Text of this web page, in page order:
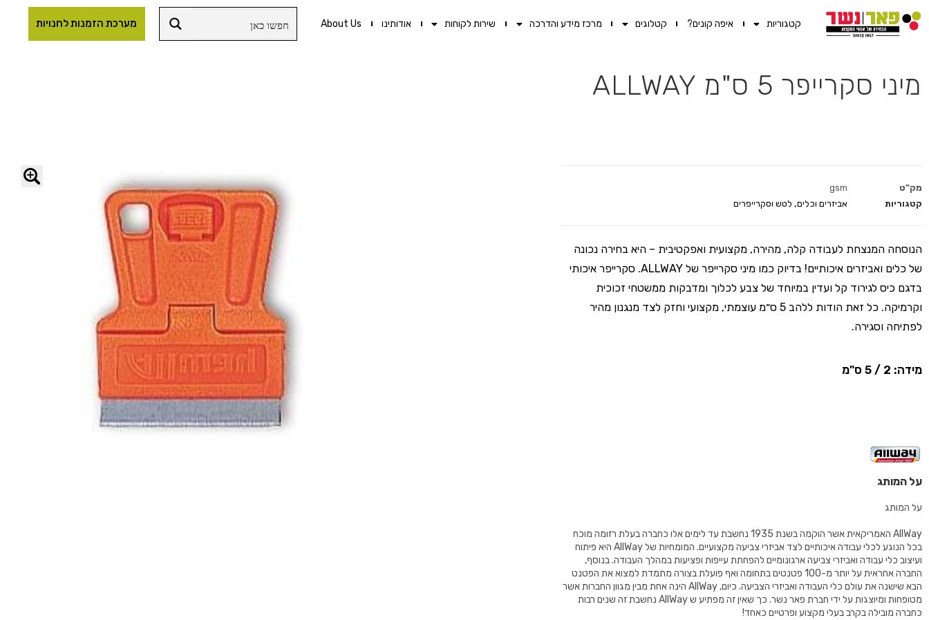
קטגוריות איפה קונים? קטלוגים מרכז מידע והדרכה שירות לקוחות אודותינו About Us מערכת הזמנות לחנויות
מיני סקרייפר 5 ס"מ ALLWAY
מק"ט
gsm
קטגוריות
אביזרים וכלים, לטש וסקרייפרים
הנוסחה המנצחת לעבודה קלה, מהירה, מקצועית ואפקטיבית – היא בחירה נכונה
של כלים ואביזרים איכותיים! בדיוק כמו מיני סקרייפר של ALLWAY. סקרייפר איכותי
בדגם כיס לגירוד קל ועדין במיוחד של צבע לכלוך ומדבקות ממשטחי זכוכית
וקרמיקה. כל זאת הודות ללהב 5 ס״מ עוצמתי, מקצועי וחזק לצד מנגנון מהיר
לפתיחה וסגירה.
מידה: 2 / 5 ס"מ
על המותג
על המותג
AllWay האמריקאית אשר הוקמה בשנת 1935 נחשבת עד לימים אלו כחברה בעלת רזומה מוכח
בכל הנוגע לכלי עבודה איכותיים לצד אביזרי צביעה מקצועיים. המומחיות של AllWay היא פיתוח
ועיצוב כלי עבודה ואביזרי צביעה ארגונומיים להפחתת עייפות ופציעות במהלך העבודה. בנוסף,
החברה אחראית על יותר מ-100 פטנטים בתחומה ואף פועלת בצורה מתמדת למצוא את הפטנט
הבא שישנה את עולם כלי העבודה ואביזרי הצביעה. כיום, AllWay הינה אחת מבין מגוון החברות אשר
מטופחות ומיוצגות על ידי חברת פאר נשר. כך שאין זה מפתיע ש AllWay נחשבת זה שנים רבות
כחברה מובילה בקרב בעלי מקצוע ופרטיים כאחד!